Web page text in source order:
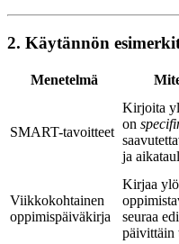
2. Käytännön
Menetelmä
SMART-tavoitteet
Kirjoita
on
ja
Viikkokohtainen
oppimispäiväkirja
Kirjaa
seuraa
päivittäin